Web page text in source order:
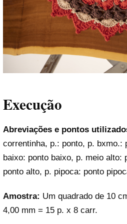
Execução
Abreviações e pontos
correntinha, p.: ponto, p. bxmo.:
baixo: ponto baixo, p. meio alto:
ponto alto, p. pipoca: ponto
Amostra: Um quadrado de 10
4,00 mm = 15 p. x 8 carr.